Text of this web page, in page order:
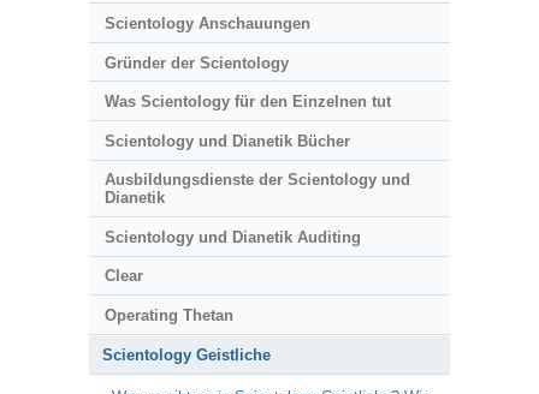
Scientology Anschauungen
Gründer der Scientology
Was Scientology für den Einzelnen tut
Scientology und Dianetik Bücher
Ausbildungsdienste der Scientology und
Dianetik
Scientology und Dianetik Auditing
Clear
Operating Thetan
Scientology Geistliche